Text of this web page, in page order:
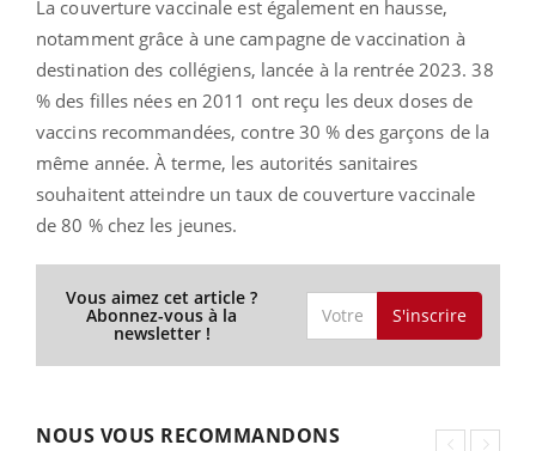
La couverture vaccinale est également en hausse,
notamment grâce à une campagne de vaccination à
destination des collégiens, lancée à la rentrée 2023. 38
% des filles nées en 2011 ont reçu les deux doses de
vaccins recommandées, contre 30 % des garçons de la
même année. À terme, les autorités sanitaires
souhaitent atteindre un taux de couverture vaccinale
de 80 % chez les jeunes.
Vous aimez cet article ?
Abonnez-vous à la
newsletter !
S'inscrire
NOUS VOUS RECOMMANDONS